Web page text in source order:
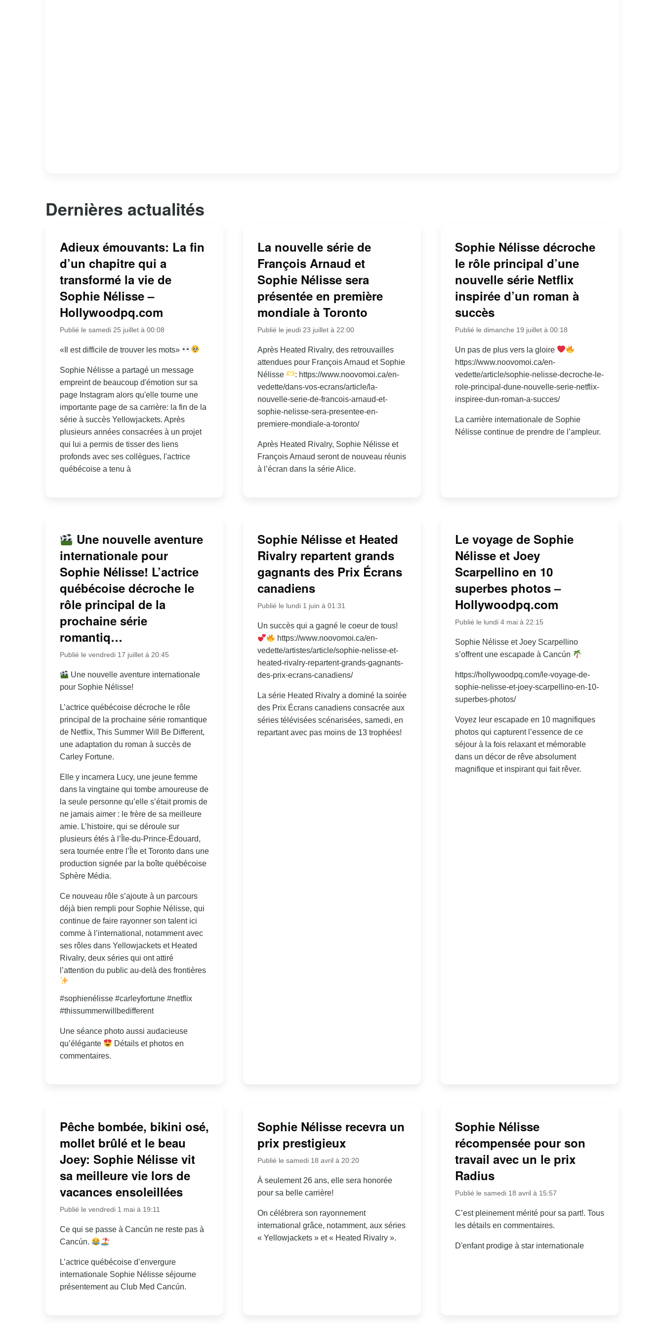
Dernières actualités
Adieux émouvants: La fin
d’un chapitre qui a
transformé la vie de
Sophie Nélisse –
Hollywoodpq.com
Publié le samedi 25 juillet à 00:08
«Il est difficile de trouver les mots»
Sophie Nélisse a partagé un message
empreint de beaucoup d'émotion sur sa
page Instagram alors qu'elle tourne une
importante page de sa carrière: la fin de la
série à succès Yellowjackets. Après
plusieurs années consacrées à un projet
qui lui a permis de tisser des liens
profonds avec ses collègues, l'actrice
québécoise a tenu à
La nouvelle série de
François Arnaud et
Sophie Nélisse sera
présentée en première
mondiale à Toronto
Publié le jeudi 23 juillet à 22:00
Après Heated Rivalry, des retrouvailles
attendues pour François Arnaud et Sophie
Nélisse
: https://www.noovomoi.ca/en-
vedette/dans-vos-ecrans/article/la-
nouvelle-serie-de-francois-arnaud-et-
sophie-nelisse-sera-presentee-en-
premiere-mondiale-a-toronto/
Après Heated Rivalry, Sophie Nélisse et
François Arnaud seront de nouveau réunis
à l’écran dans la série Alice.
Sophie Nélisse décroche
le rôle principal d’une
nouvelle série Netflix
inspirée d’un roman à
succès
Publié le dimanche 19 juillet à 00:18
Un pas de plus vers la gloire
https://www.noovomoi.ca/en-
vedette/article/sophie-nelisse-decroche-le-
role-principal-dune-nouvelle-serie-netflix-
inspiree-dun-roman-a-succes/
La carrière internationale de Sophie
Nélisse continue de prendre de l’ampleur.
Une nouvelle aventure
internationale pour
Sophie Nélisse! L’actrice
québécoise décroche le
rôle principal de la
prochaine série
romantiq…
Publié le vendredi 17 juillet à 20:45
Une nouvelle aventure internationale
pour Sophie Nélisse!
L’actrice québécoise décroche le rôle
principal de la prochaine série romantique
de Netflix, This Summer Will Be Different,
une adaptation du roman à succès de
Carley Fortune.
Elle y incarnera Lucy, une jeune femme
dans la vingtaine qui tombe amoureuse de
la seule personne qu’elle s’était promis de
ne jamais aimer : le frère de sa meilleure
amie. L’histoire, qui se déroule sur
plusieurs étés à l’Île-du-Prince-Édouard,
sera tournée entre l’Île et Toronto dans une
production signée par la boîte québécoise
Sphère Média.
Ce nouveau rôle s’ajoute à un parcours
déjà bien rempli pour Sophie Nélisse, qui
continue de faire rayonner son talent ici
comme à l’international, notamment avec
ses rôles dans Yellowjackets et Heated
Rivalry, deux séries qui ont attiré
l’attention du public au-delà des frontières
#sophienélisse #carleyfortune #netflix
#thissummerwillbedifferent
Une séance photo aussi audacieuse
qu’élégante
Détails et photos en
commentaires.
Sophie Nélisse et Heated
Rivalry repartent grands
gagnants des Prix Écrans
canadiens
Publié le lundi 1 juin à 01:31
Un succès qui a gagné le coeur de tous!
https://www.noovomoi.ca/en-
vedette/artistes/article/sophie-nelisse-et-
heated-rivalry-repartent-grands-gagnants-
des-prix-ecrans-canadiens/
La série Heated Rivalry a dominé la soirée
des Prix Écrans canadiens consacrée aux
séries télévisées scénarisées, samedi, en
repartant avec pas moins de 13 trophées!
Le voyage de Sophie
Nélisse et Joey
Scarpellino en 10
superbes photos –
Hollywoodpq.com
Publié le lundi 4 mai à 22:15
Sophie Nélisse et Joey Scarpellino
s’offrent une escapade à Cancún
https://hollywoodpq.com/le-voyage-de-
sophie-nelisse-et-joey-scarpellino-en-10-
superbes-photos/
Voyez leur escapade en 10 magnifiques
photos qui capturent l’essence de ce
séjour à la fois relaxant et mémorable
dans un décor de rêve absolument
magnifique et inspirant qui fait rêver.
Pêche bombée, bikini osé,
mollet brûlé et le beau
Joey: Sophie Nélisse vit
sa meilleure vie lors de
vacances ensoleillées
Publié le vendredi 1 mai à 19:11
Ce qui se passe à Cancún ne reste pas à
Cancún.
L’actrice québécoise d’envergure
internationale Sophie Nélisse séjourne
présentement au Club Med Cancún.
Sophie Nélisse recevra un
prix prestigieux
Publié le samedi 18 avril à 20:20
À seulement 26 ans, elle sera honorée
pour sa belle carrière!
On célébrera son rayonnement
international grâce, notamment, aux séries
« Yellowjackets » et « Heated Rivalry ».
Sophie Nélisse
récompensée pour son
travail avec un le prix
Radius
Publié le samedi 18 avril à 15:57
C’est pleinement mérité pour sa part!. Tous
les détails en commentaires.
D'enfant prodige à star internationale